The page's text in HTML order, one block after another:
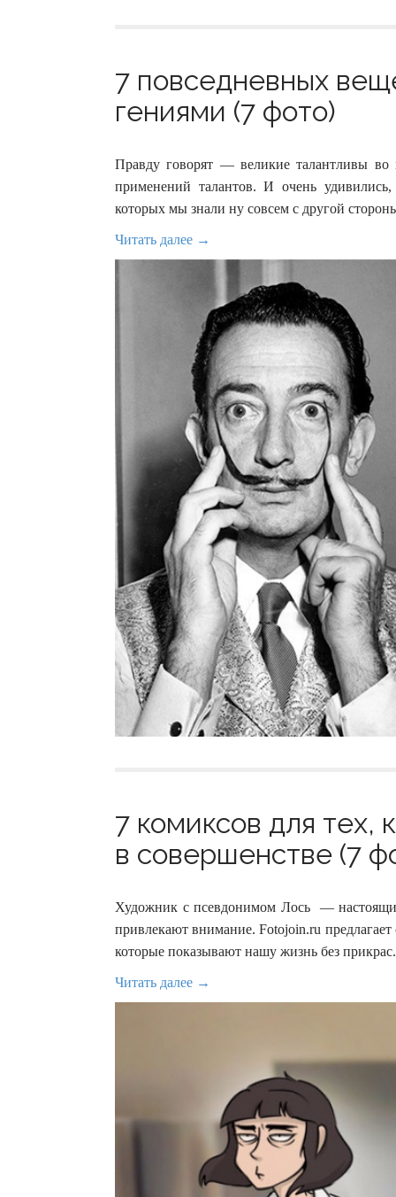
7 повседневных
гениями (7 фото)
Правду говорят — великие талантливы
применений талантов. И очень
которых мы знали ну совсем с другой
Читать далее →
7 комиксов для тех,
в совершенстве (7
Художник с псевдонимом Лось —
привлекают внимание. Fotojoin.ru
которые показывают нашу жизнь без прикрас.
Читать далее →